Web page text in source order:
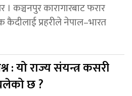
। कञ्चनपुर कारागारबाट फरार
कैदीलाई प्रहरीले नेपाल–भारत
: यो राज्य संयन्त्र कसरी
छ ?